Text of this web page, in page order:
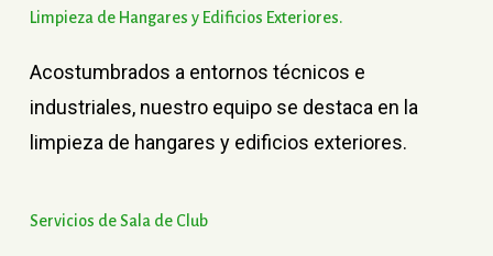
Limpieza de Hangares y Edificios Exteriores.
Acostumbrados a entornos técnicos e
industriales, nuestro equipo se destaca en la
limpieza de hangares y edificios exteriores.
Servicios deSala de Club